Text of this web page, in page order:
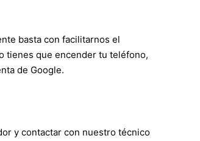
basta con facilitarnos el
tienes que encender tu teléfono,
de Google.
y contactar con nuestro técnico